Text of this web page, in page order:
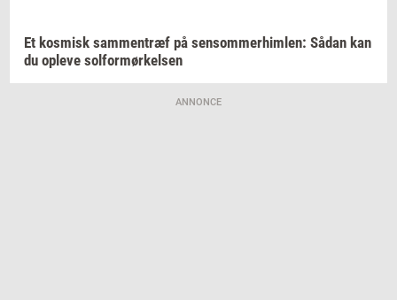
Et kos­misk sam­men­træf på sen­som­mer­him­len: Sådan kan
du op­le­ve sol­for­mør­kel­sen
ANNONCE